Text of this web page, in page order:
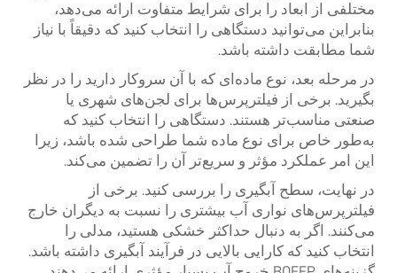
مختلفی از ابعاد را برای شرایط متفاوت ارائه می‌دهد،
بنابراین می‌توانید دستگاهی را انتخاب کنید که دقیقاً با نیاز
شما مطابقت داشته باشد.
در مرحله بعد، نوع ماده‌ای که با آن سروکار دارید را در نظر
بگیرید. برخی از فیلترپرس‌ها برای لجن‌های شهری یا
صنعتی مناسب‌تر هستند. دستگاهی را انتخاب کنید که
به‌طور خاص برای نوع ماده شما طراحی شده باشد، زیرا
این امر عملکرد مؤثر و سریع‌تر آن را تضمین می‌کند.
در نهایت، سطح آبگیری را بررسی کنید. برخی از
فیلترپرس‌های نواری آب بیشتری را نسبت به دیگران خارج
می‌کنند. اگر به دنبال حداکثر خشکی هستید، مدلی را
انتخاب کنید که کارایی بالایی در فرآیند آبگیری داشته باشد.